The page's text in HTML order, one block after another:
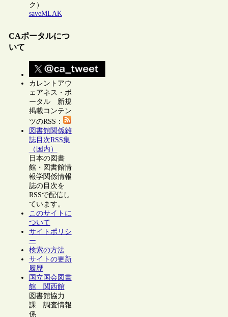
ク）
saveMLAK
CAポータルにつ
いて
カレントアウ
ェアネス・ポ
ータル 新規
掲載コンテン
ツのRSS：
図書館関係雑
誌目次RSS集
（国内）
日本の図書
館・図書館情
報学関係情報
誌の目次を
RSSで配信し
ています。
このサイトに
ついて
サイトポリシ
ー
検索の方法
サイトの更新
履歴
国立国会図書
館 関西館
図書館協力
課 調査情報
係